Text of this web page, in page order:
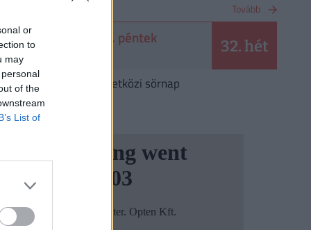
or
to
may
of the
List of
Tovább
2026. augusztus 7. péntek
Ibolya 32. hét
7. Nemzetközi sörnap